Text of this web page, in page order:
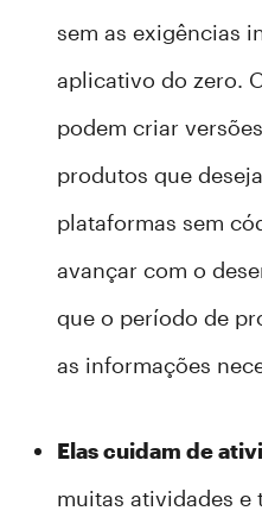
sem as exigências
aplicativo do zero.
podem criar
produtos que
plataformas sem
avançar com o
que o período de
as informações
Elas cuidam de
muitas atividades e